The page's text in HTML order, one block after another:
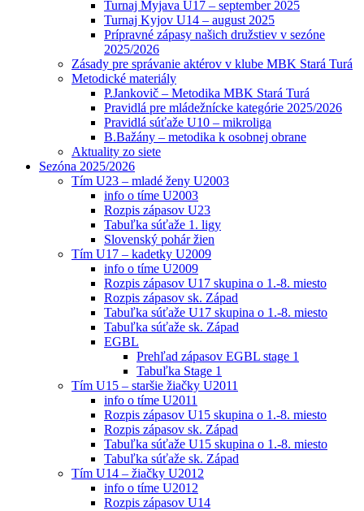
Turnaj Myjava U17 – september 2025
Turnaj Kyjov U14 – august 2025
Prípravné zápasy našich družstiev v sezóne
2025/2026
Zásady pre správanie aktérov v klube MBK Stará Turá
Metodické materiály
P.Jankovič – Metodika MBK Stará Turá
Pravidlá pre mládežnícke kategórie 2025/2026
Pravidlá súťaže U10 – mikroliga
B.Bažány – metodika k osobnej obrane
Aktuality zo siete
Sezóna 2025/2026
Tím U23 – mladé ženy U2003
info o tíme U2003
Rozpis zápasov U23
Tabuľka súťaže 1. ligy
Slovenský pohár žien
Tím U17 – kadetky U2009
info o tíme U2009
Rozpis zápasov U17 skupina o 1.-8. miesto
Rozpis zápasov sk. Západ
Tabuľka súťaže U17 skupina o 1.-8. miesto
Tabuľka súťaže sk. Západ
EGBL
Prehľad zápasov EGBL stage 1
Tabuľka Stage 1
Tím U15 – staršie žiačky U2011
info o tíme U2011
Rozpis zápasov U15 skupina o 1.-8. miesto
Rozpis zápasov sk. Západ
Tabuľka súťaže U15 skupina o 1.-8. miesto
Tabuľka súťaže sk. Západ
Tím U14 – žiačky U2012
info o tíme U2012
Rozpis zápasov U14